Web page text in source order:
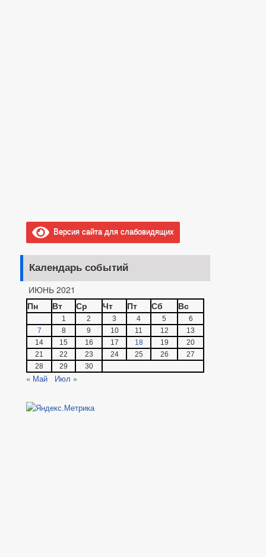
Версия сайта для слабовидящих
Календарь событий
ИЮНЬ 2021
Пн
Вт Ср Чт Пт Сб Вс
1 2 3 4 5
6
7
8 9 10 11 12
13
14
15 16 17 18 19
20
21
22 23 24 25 26
27
28
29 30
« Май Июл »